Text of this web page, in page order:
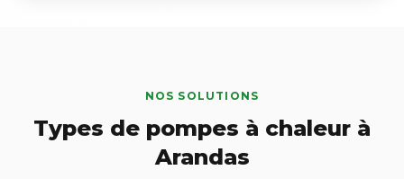
NOS SOLUTIONS
Types de pompes à chaleur à
Arandas